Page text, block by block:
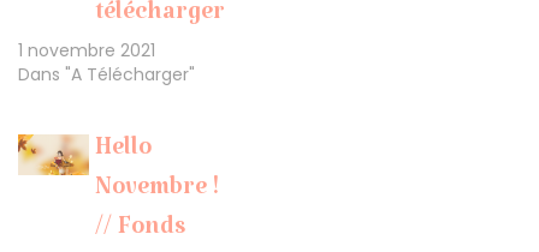
télécharger
1 novembre 2021
Dans "A Télécharger"
Hello
Novembre !
// Fonds